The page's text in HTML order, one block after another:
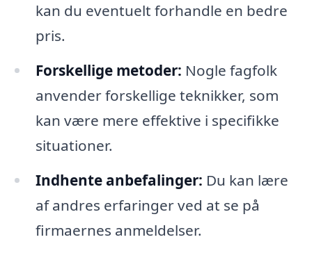
kan du eventuelt forhandle en bedre
pris.
Forskellige metoder: Nogle fagfolk
anvender forskellige teknikker, som
kan være mere effektive i specifikke
situationer.
Indhente anbefalinger: Du kan lære
af andres erfaringer ved at se på
firmaernes anmeldelser.